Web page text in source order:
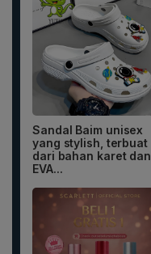
Sandal Baim unisex
yang stylish, terbuat
dari bahan karet dan
EVA...